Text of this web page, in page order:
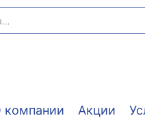
компании Акции